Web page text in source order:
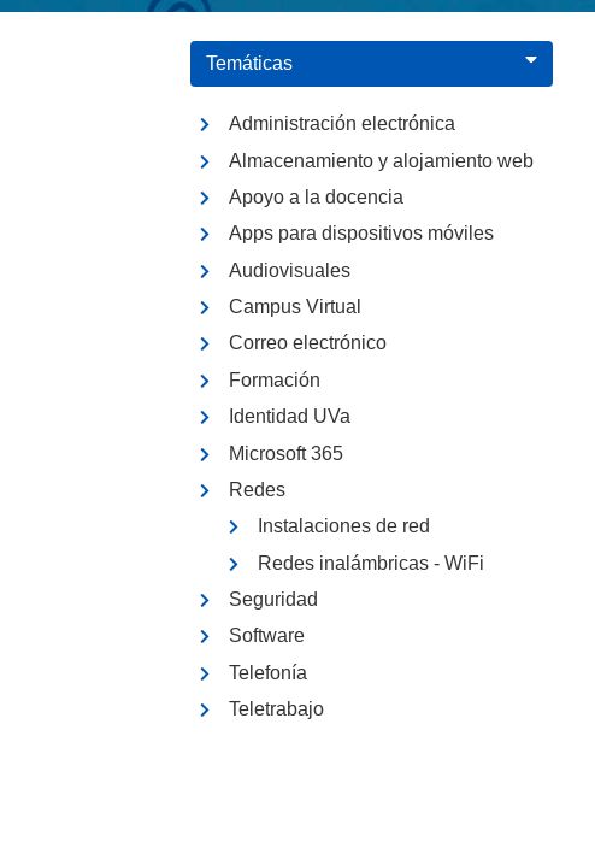
Temáticas
Administración electrónica
Almacenamiento y alojamiento web
Apoyo a la docencia
Apps para dispositivos móviles
Audiovisuales
Campus Virtual
Correo electrónico
Formación
Identidad UVa
Microsoft 365
Redes
Instalaciones de red
Redes inalámbricas - WiFi
Seguridad
Software
Telefonía
Teletrabajo